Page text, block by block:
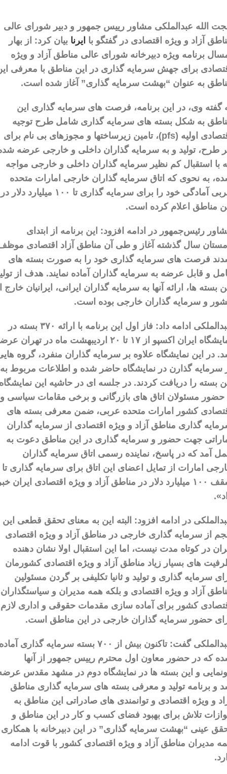
الله عبدالملکی مشاور رییس جمهور و دبیر شورای عالی
آزاد و ویژه اقتصادی در گفتگو با ایرنا بیان کرد: از بهار
برنامه ویژه دبیرخانه شورای عالی مناطق آزاد و ویژه
برای جهش سرمایه گذاری در این مناطق با معرفی
به عنوان “بهشت سرمایه گذاری” آغاز شده است.
گفته وی، در این برنامه، فرصت های سرمایه گذاری این
به شکل بسته های سرمایه گذاری شامل طرح توجیه
اقتصادی اولیه (pfs)، تامین زیرساختها و مجوزهای بی نام برای
طرح، تولید و به سرمایه گذاران داخلی و خارجی عرضه
با استقبال کم نظیر سرمایه گذاران داخلی و خارجی مواجه
به نحوی که اتاق سرمایه گذاران خارجی امارات متحده
عربی آمادگی خود را برای سرمایه گذاری تا ۱۰۰ میلیارد دلار در
مناطق اعلام کرده است.
رئیس‌جمهور در ادامه افزود: این برنامه از ابتدای
سال گذشته آغاز و طی آن مناطق آزاد اقتصادی
فرصت های سرمایه گذاری خود را به صورت بسته های
و قابل عرضه به سرمایه گذاران آماده نمایند. هدف از
بسته ها، ارائه آنها به سرمایه گذاران ایرانی، ایرانیان خارج
و سرمایه گذاران خارجی بوده است.
عبدالملکی ادامه داد: فاز اول این برنامه با ارائه ۳۷۰ بسته در
نمایشگاه ایران اکسپو از ۱۷ تا ۲۰ اردیبهشت ماه در تهران
در این نمایشگاه علاوه بر سرمایه گذاران منفرد، گروه
سرمایه گذارن در نمایشگاه حاضر شده و اطلاعات مربوط به
بسته را دریافت کردند. در جلسه ای در حاشیه این
حضور مسئولان اتاق های بازرگانی و برخی مقامات سیاسی و
کشور امارات متحده عربی، ضمن معرفی بسته های
گذاری مناطق آزاد و ویژه اقتصادی از سرمایه گذاران
جهت حضور و سرمایه گذاری در این مناطق دعوت به
آمد که در پاسخ، نماینده رسمی اتاق سرمایه گذاران
امارات از تمایل اعضای این اتاق برای سرمایه گذاری تا
سقف ۱۰۰ میلیارد دلار در مناطق آزاد و ویژه اقتصادی ایران
در ادامه افزود: البته این به معنای تحقق قطعی این
از سرمایه گذاری خارجی در مناطق آزاد و ویژه اقتصادی
در کوتاه مدت نیست، اما این استقبال اولا نشان دهنده
های بسیار زیاد مناطق آزاد و ویژه اقتصادی کشورمان
سرمایه گذاری و تولید و ثانیا تکلیفی بر گردن مسئولین
آزاد و ویژه اقتصادی و بلکه همه مدیران و سیاستگذاران
کشور برای آماده سازی مقدمات حقوقی و اداری لازم
حضور سرمایه گذاران خارجی در این مناطق است.
عبدالملکی گفت: تاکنون بیش از ۷۰۰ بسته سرمایه گذاری
که در حضور معاون اول محترم رییس جمهور از آنها
و این بسته ها در نمایشگاه دوم در مشهد مقدس
و برنامه تولید و معرفی بسته های سرمایه گذاری مناطق
و ویژه اقتصادی و توانمندی های صادراتی این مناطق به
تلاش برای بهبود فضای کسب و کار در این مناطق و
عینی “بهشت سرمایه گذاری” در این دبیرخانه با همکاری
مدیران مناطق آزاد و ویژه اقتصادی کشور با قوت ادامه